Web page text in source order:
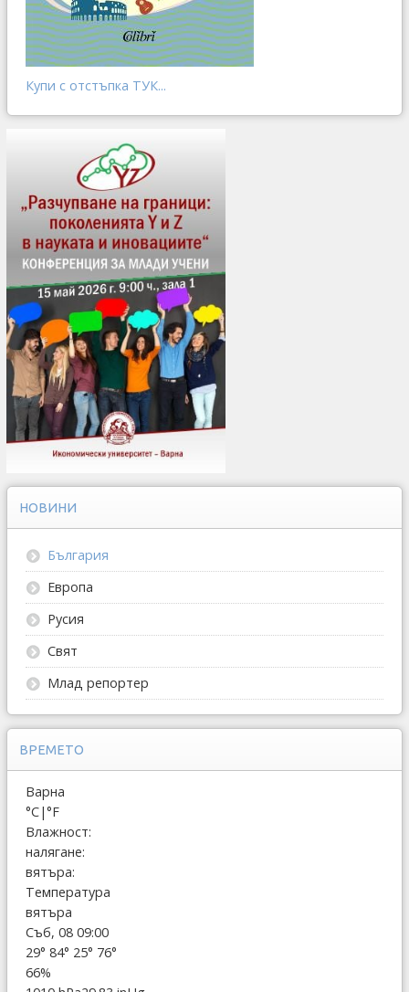
Купи с отстъпка ТУК...
НОВИНИ
България
Европа
Русия
Свят
Млад репортер
ВРЕМЕТО
Варна
°C|°F
Влажност:
налягане:
вятъра:
Температура
вятъра
Съб, 08 09:00
29° 84° 25° 76°
66%